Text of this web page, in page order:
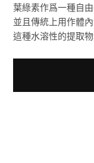
葉綠素作爲一種自
並且傳統上用作體內
這種水溶性的提取